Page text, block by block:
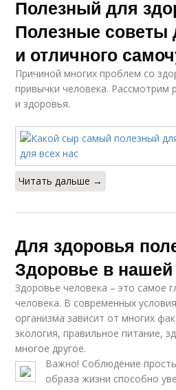
Полезный для
Полезные советы
и отличного
Причиной многих проблем со
привычки человека. Рассмотрим
и здоровья.
Читать дальше →
Для здоровья
Здоровье в
Здоровье человека – это самое
человека. В современных
организма зависит от многих
экология, правильное питание,
многое другое.
Важно! Соблюдение
образа жизни способно